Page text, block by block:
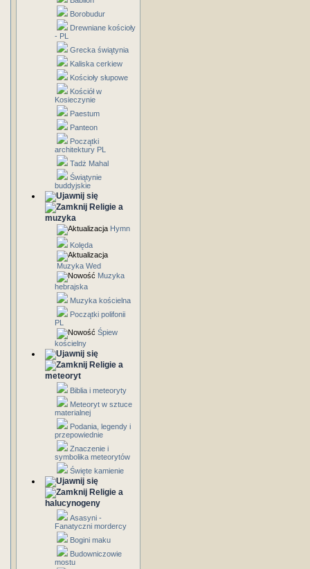
Borobudur
Drewniane kościoły
- PL
Grecka świątynia
Kaliska cerkiew
Kościoły słupowe
Kościół w
Kosieczynie
Paestum
Panteon
Początki
architektury PL
Tadż Mahal
Świątynie
buddyjskie
Religie a
muzyka
Hymn
Kolęda
Muzyka Wed
Muzyka
hebrajska
Muzyka kościelna
Początki polifonii
PL
Śpiew
kościelny
Religie a
meteoryt
Biblia i meteoryty
Meteoryt w sztuce
materialnej
Podania, legendy i
przepowiednie
Znaczenie i
symbolika meteorytów
Święte kamienie
Religie a
halucynogeny
Asasyni -
Fanatyczni mordercy
Bogini maku
Budowniczowie
mostu